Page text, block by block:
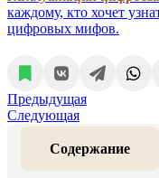
каждому, кто хочет
цифровых мифов.
Предыдущая
Следующая
Содержание